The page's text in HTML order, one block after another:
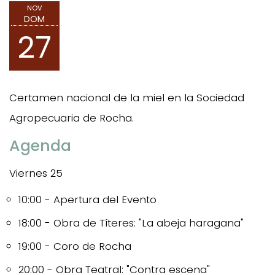
NOV
DOM
27
Certamen nacional de la miel en la Sociedad
Agropecuaria de Rocha.
Agenda
Viernes 25
10:00 - Apertura del Evento
18:00 - Obra de Títeres: "La abeja haragana"
19:00 - Coro de Rocha
20:00 - Obra Teatral: "Contra escena"